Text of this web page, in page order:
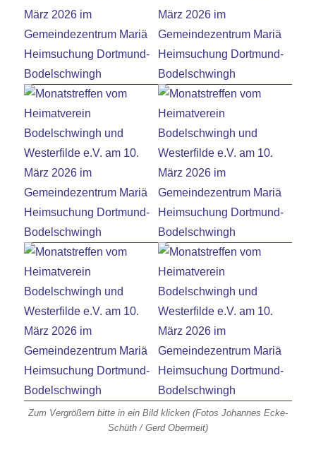
Zum Vergrößern bitte in ein Bild klicken (Fotos Johannes Ecke-
Schüth / Gerd Obermeit)